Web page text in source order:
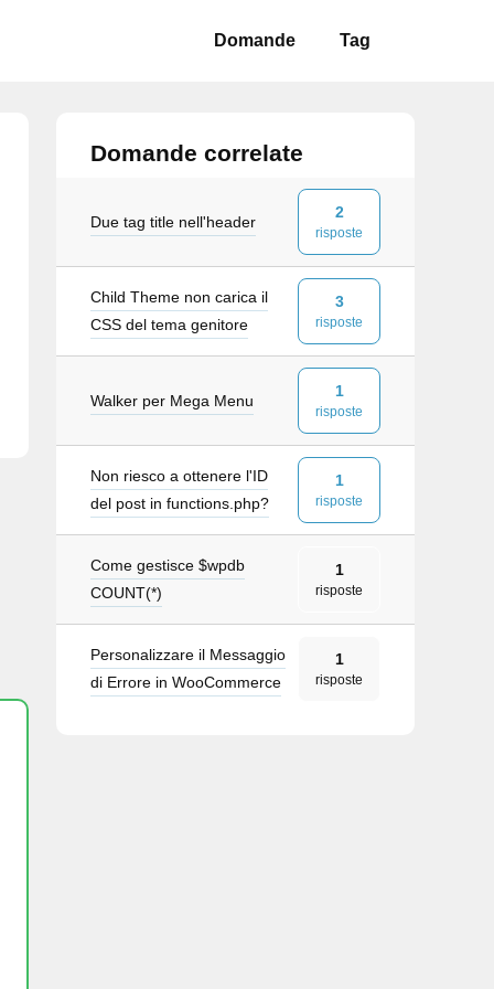
Domande Tag
Domande correlate
Due tag title nell'header
2
risposte
Child Theme non carica il
CSS del tema genitore
3
risposte
Walker per Mega Menu
1
risposte
Non riesco a ottenere l'ID
del post in functions.php?
1
risposte
Come gestisce $wpdb
COUNT(*)
1
risposte
Personalizzare il Messaggio
di Errore in WooCommerce
1
risposte